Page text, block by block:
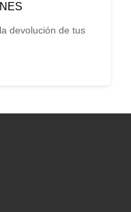
devolución de tus